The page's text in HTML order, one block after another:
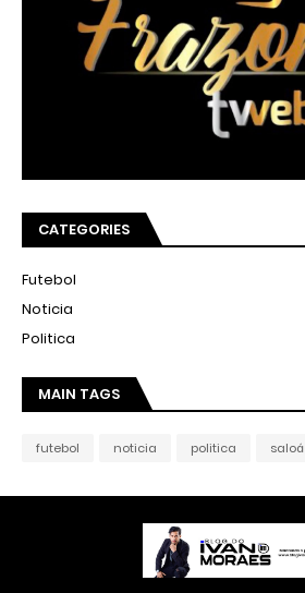
CATEGORIES
Futebol
Noticia
Politica
MAIN TAGS
futebol noticia politica saloá